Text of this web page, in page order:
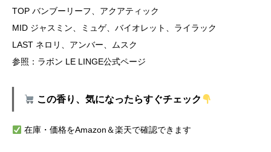
TOP バンブーリーフ、アクアティック
MID ジャスミン、ミュゲ、バイオレット、ライラック
LAST ネロリ、アンバー、ムスク
参照：ラボン LE LINGE公式ページ
この香り、気になったらすぐチェック
在庫・価格をAmazon＆楽天で確認できます